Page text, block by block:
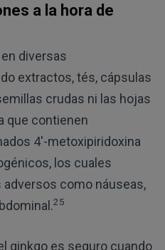
a la hora de
diversas
extractos, tés, cápsulas
crudas ni las hojas
que contienen
4'-metoxipiridoxina
los cuales
como náuseas,
25
ginkgo es seguro cuando